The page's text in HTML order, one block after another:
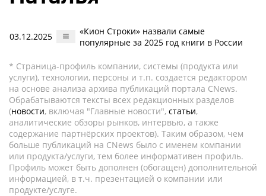
03.12.2025
«Кион Строки» назвали самые
популярные за 2025 год книги в России
* Страница-профиль компании, системы (продукта или
услуги), технологии, персоны и т.п. создается редактором
на основе анализа архива публикаций портала CNews.
Обрабатываются тексты всех редакционных разделов
(новости, включая "Главные новости", статьи,
аналитические обзоры рынков, интервью, а также
содержание партнёрских проектов). Таким образом, чем
больше публикаций на CNews было с именем компании
или продукта/услуги, тем более информативен профиль.
Профиль может быть дополнен (обогащен) дополнительной
информацией, в т.ч. презентацией о компании или
продукте/услуге.